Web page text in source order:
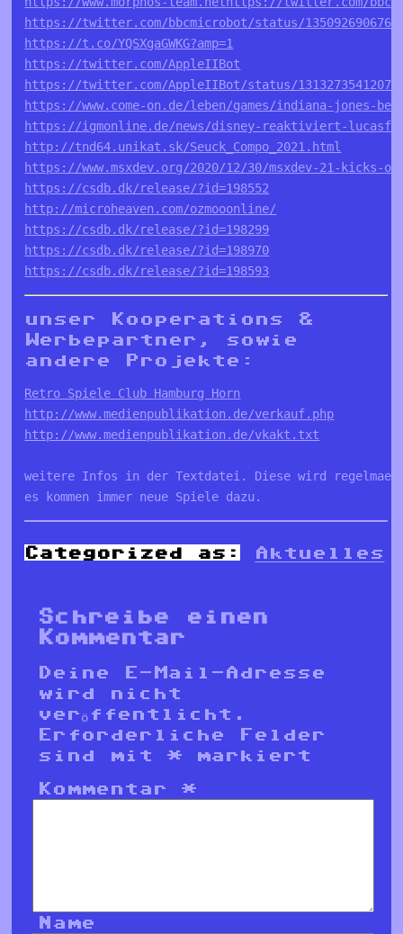
https://twitter.com/bbcmicrobot/status/
https://t.co/YQSXgaGWKG?amp=1
https://twitter.com/AppleIIBot
https://twitter.com/AppleIIBot/status/
https://www.come-on.de/leben/games/indiana-jones-
https://igmonline.de/news/disney-reaktiviert-
http://tnd64.unikat.sk/Seuck_Compo_2021.html
https://www.msxdev.org/2020/12/30/msxdev-21-kicks-
https://csdb.dk/release/?id=198552
http://microheaven.com/ozmooonline/
https://csdb.dk/release/?id=198299
https://csdb.dk/release/?id=198970
https://csdb.dk/release/?id=198593
unser Kooperations &
Werbepartner, sowie
andere Projekte:
Retro Spiele Club Hamburg Horn
http://www.medienpublikation.de/verkauf.php
http://www.medienpublikation.de/vkakt.txt
weitere Infos in der Textdatei. Diese wird
es kommen immer neue Spiele dazu.
Categorized as: Aktuelles
Schreibe einen
Kommentar
Deine E-Mail-Adresse
wird nicht
veröffentlicht.
Erforderliche Felder
sind mit* markiert
Kommentar*
Name